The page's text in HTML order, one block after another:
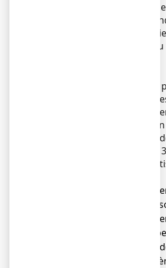
Veillez à toujours prendre
en suivant exactement les
votre médecin ou
auprès de votre médecin
En l'absence d'efficacité,
les doses au-delà de ce qui
ne pas prendre
antitussif, mais consulter
La posologie habituelle est
2 cuillères à soupe
2 ml/kg/jour
● enfants de 25 à 50 kg
ans): 3 à 5 cuillères à
● enfants de 15 à 25 kg
ans): 1 cuillère à
● enfants de 12 à 15 kg
environ 4 ans): 2